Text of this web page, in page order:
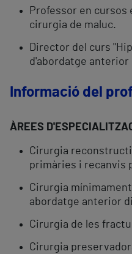
Professor en cursos
cirurgia de maluc.
Director del curs
d'abordatge anterior
Informació del
ÀREES
Cirurgia
primàries i recanvis
Cirurgia
abordatge anterior
Cirurgia de les
Cirurgia